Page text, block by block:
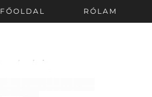
FŐOLDAL RÓLAM